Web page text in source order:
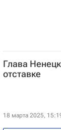
Глава
отставке
18 марта 2025,